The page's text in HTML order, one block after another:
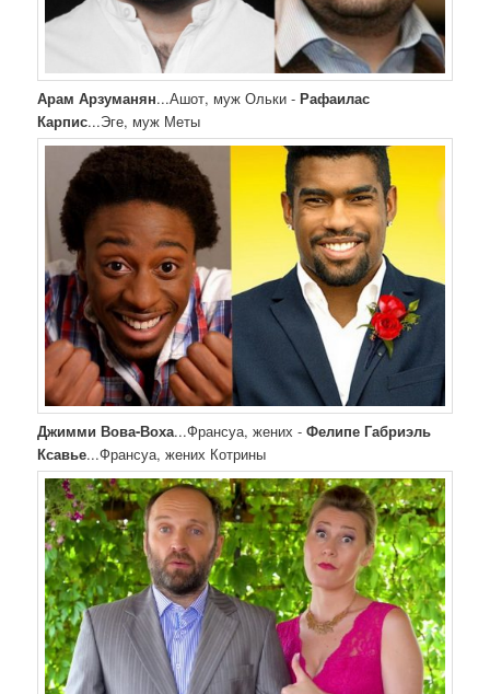
Арам Арзуманян...Ашот, муж Ольки -Рафаилас
Карпис...Эге, муж Меты
Джимми Вова-Воха...Франсуа, жених - Фелипе Габриэль
Ксавье...Франсуа, жених Котрины